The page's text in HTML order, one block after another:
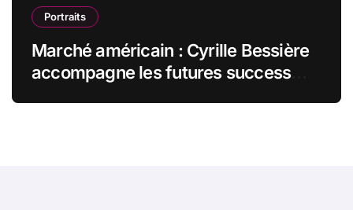
Portraits
Marché américain : Cyrille Bessière
accompagne les futures success